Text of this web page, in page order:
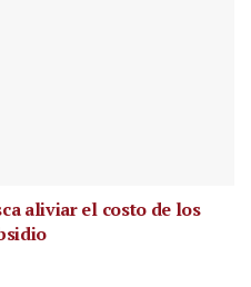
aliviar el costo de los